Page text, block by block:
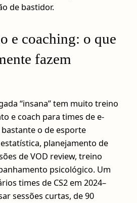
de bastidor.
e coaching: o que
fazem
“insana” tem muito treino
e coach para times de e-
o de esporte
planejamento de
de VOD review, treino
psicológico. Um
times de CS2 em 2024–
sessões curtas, de 90